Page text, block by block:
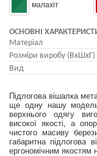
малахіт
ОСНОВНІ
Матеріал
Розміри виробу (ВхШхГ)
Вид
Підлогова вішалка
ще одну нашу модель
верхнього одягу
високої якості, а
чистого масиву
габаритна підлогова
ергономічним якостям